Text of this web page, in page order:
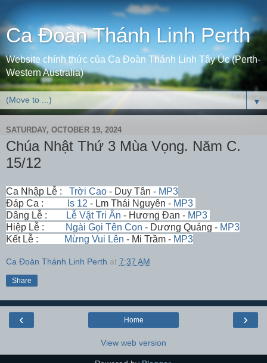
Ca Đoàn Thánh Linh Perth
Website chính thức của Ca Đoàn Thánh Linh Tây Úc (Perth-
Western Australia)
▼
SATURDAY, OCTOBER 19, 2024
Chúa Nhật Thứ 3 Mùa Vọng. Năm C.
15/12
Ca Nhập Lễ : Trời Cao - Duy Tân - MP3
Đáp Ca :
Is 12 - Lm Thái Nguyên - MP3
Dâng Lễ :
Lễ Vật Tri Ân - Hương Đan - MP3
Hiệp Lễ :
Ngài Gọi Tên Con - Dương Quảng - MP3
Kết Lễ :
Mừng Vui Lên - Mi Trầm - MP3
Ca Đoàn Thánh Linh Perth at 7:37 AM
Share
‹ ›
Home
View web version